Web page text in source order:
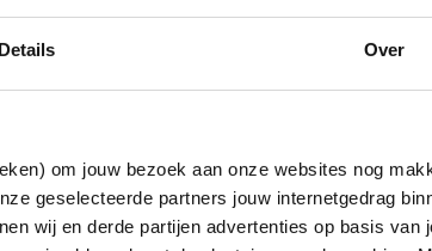
Details Over
om jouw bezoek aan onze websites nog
geselecteerde partners jouw internetgedrag
wij en derde partijen advertenties op basis van